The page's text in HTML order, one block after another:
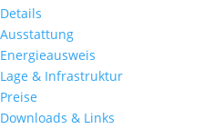
Details
Ausstattung
Energieausweis
Lage & Infrastruktur
Preise
Downloads & Links